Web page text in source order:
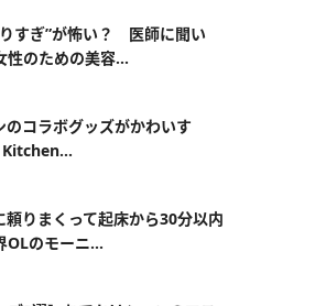
すぎ”が怖い？ 医師に聞い
性のための美容...
のコラボグッズがかわいす
頼りまくって起床から30分以内
のモーニ...